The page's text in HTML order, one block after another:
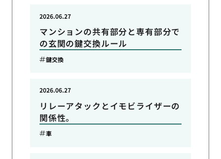
マンションの共有部分と専有部分で
の玄関の鍵交換ルール
2026.06.27
鍵交換
リレーアタックとイモビライザーの
関係性。
2026.06.27
車